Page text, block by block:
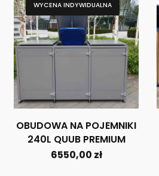
WYCENA INDYWIDUALNA
OBUDOWA NA POJEMNIKI
240L QUUB PREMIUM
6550,00 zł